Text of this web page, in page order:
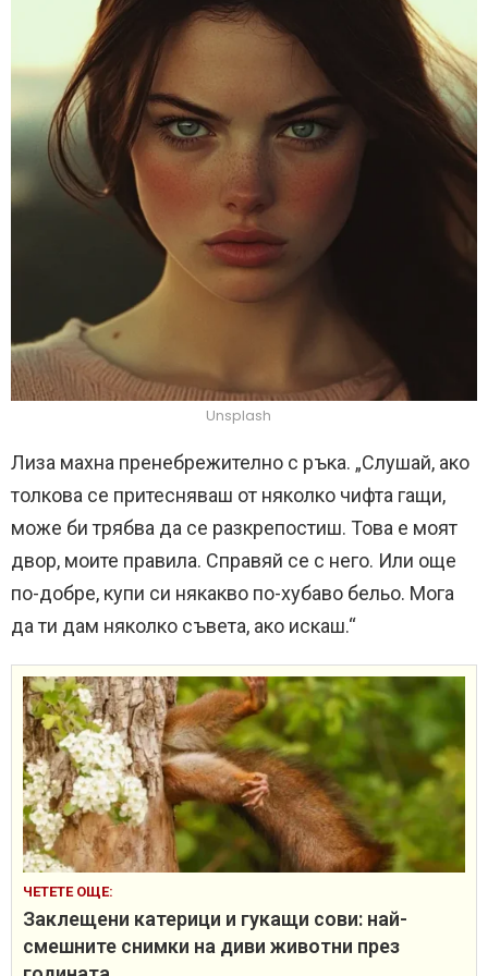
Unsplash
Лиза махна пренебрежително с ръка. „Слушай, ако
толкова се притесняваш от няколко чифта гащи,
може би трябва да се разкрепостиш. Това е моят
двор, моите правила. Справяй се с него. Или още
по-добре, купи си някакво по-хубаво бельо. Мога
да ти дам няколко съвета, ако искаш.“
ЧЕТЕТЕ ОЩЕ:
Заклещени катерици и гукащи сови: най-
смешните снимки на диви животни през